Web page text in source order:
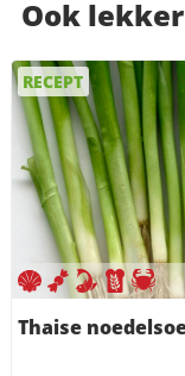
Ook
RECEPT
Thaise